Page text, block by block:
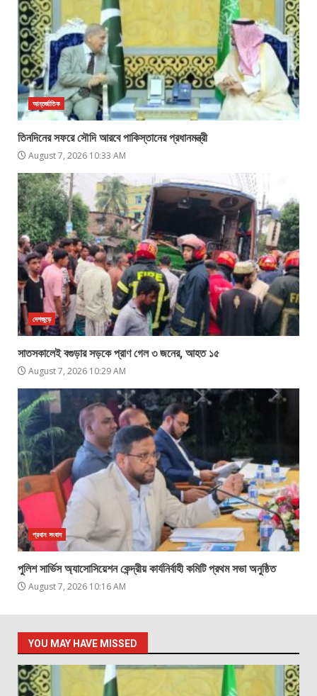
আন্তর্জাতিক
তিনদিনের সফরে সৌদি আরবে পাকিস্তানের প্রধানমন্ত্রী
August 7, 2026 10:33 AM
দেশজুড়ে
সাতসকালেই বগুড়ার সড়কে প্রাণ গেল ৩ জনের, আহত ১৫
August 7, 2026 10:29 AM
প্রধান সংবাদ
পুলিশ সার্ভিস অ্যাসোসিয়েশন কেন্দ্রীয় কার্যনির্বাহী কমিটি প্রথম সভা অনুষ্ঠিত
August 7, 2026 10:16 AM
YOU MAY HAVE MISSED